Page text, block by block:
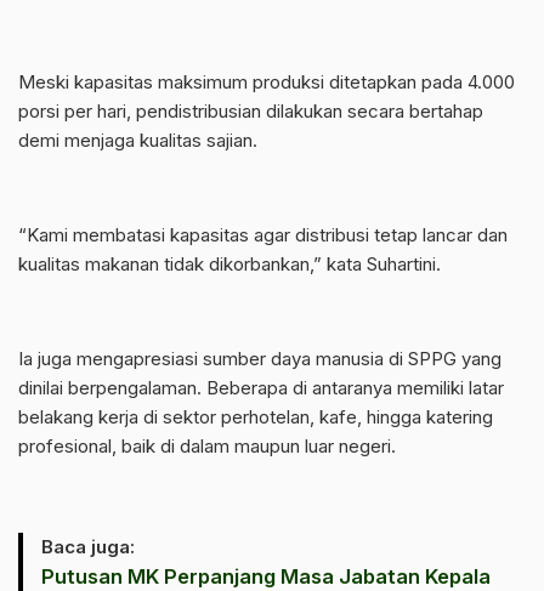
Meski kapasitas maksimum produksi ditetapkan pada 4.000
porsi per hari, pendistribusian dilakukan secara bertahap
demi menjaga kualitas sajian.
“Kami membatasi kapasitas agar distribusi tetap lancar dan
kualitas makanan tidak dikorbankan,” kata Suhartini.
Ia juga mengapresiasi sumber daya manusia di SPPG yang
dinilai berpengalaman. Beberapa di antaranya memiliki latar
belakang kerja di sektor perhotelan, kafe, hingga katering
profesional, baik di dalam maupun luar negeri.
Baca juga:
Putusan MK Perpanjang Masa Jabatan Kepala